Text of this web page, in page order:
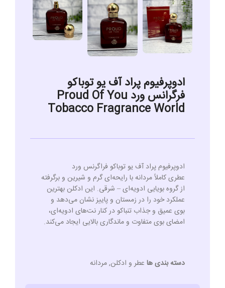
ادوپرفیوم پراد آف یو توباکو
فرگرانس ورد Proud Of You
Tobacco Fragrance World
ادوپرفیوم پراد آف یو توباکو فراگرنس ورد
عطری کاملاً مردانه با رایحه‌ای گرم و شیرین و برگرفته
از گروه بویایی ادویه‌ای – شرقی. این ادکلن بهترین
عملکرد خود را در زمستان و پاییز نشان می‌دهد و
بوی عمیق و جذاب تنباکو در کنار نت‌های ادویه‌ای،
امضای بوی متفاوت و ماندگاری بالایی ایجاد می‌کند.
دسته بندی ها عطر و ادکلن,مردانه